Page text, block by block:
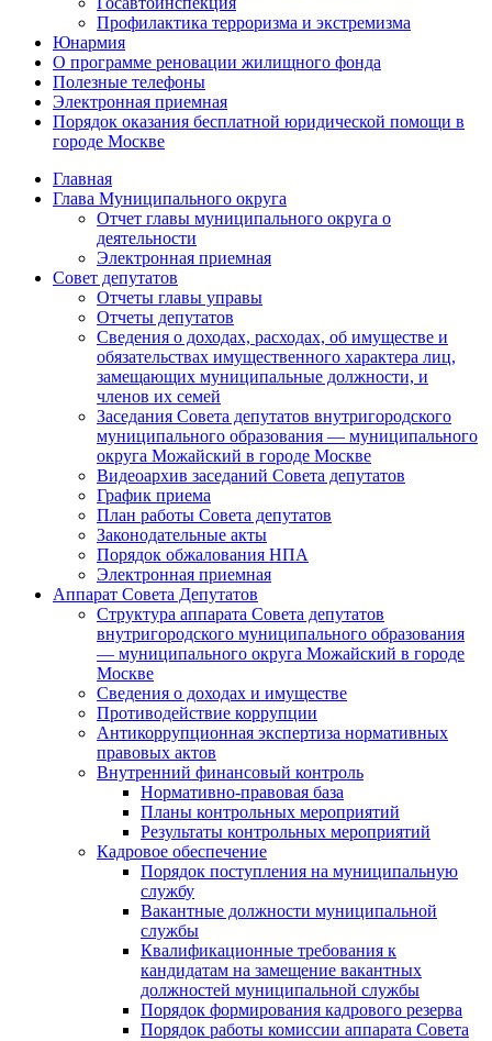
Профилактика терроризма и экстремизма
Юнармия
О программе реновации жилищного фонда
Полезные телефоны
Электронная приемная
Порядок оказания бесплатной юридической помощи в
городе Москве
Главная
Глава Муниципального округа
Отчет главы муниципального округа о
деятельности
Электронная приемная
Совет депутатов
Отчеты главы управы
Отчеты депутатов
Сведения о доходах, расходах, об имуществе и
обязательствах имущественного характера лиц,
замещающих муниципальные должности, и
членов их семей
Заседания Совета депутатов внутригородского
муниципального образования — муниципального
округа Можайский в городе Москве
Видеоархив заседаний Совета депутатов
График приема
План работы Совета депутатов
Законодательные акты
Порядок обжалования НПА
Электронная приемная
Аппарат Совета Депутатов
Структура аппарата Совета депутатов
внутригородского муниципального образования
— муниципального округа Можайский в городе
Москве
Сведения о доходах и имуществе
Противодействие коррупции
Антикоррупционная экспертиза нормативных
правовых актов
Внутренний финансовый контроль
Нормативно-правовая база
Планы контрольных мероприятий
Результаты контрольных мероприятий
Кадровое обеспечение
Порядок поступления на муниципальную
службу
Вакантные должности муниципальной
службы
Квалификационные требования к
кандидатам на замещение вакантных
должностей муниципальной службы
Порядок формирования кадрового резерва
Порядок работы комиссии аппарата Совета